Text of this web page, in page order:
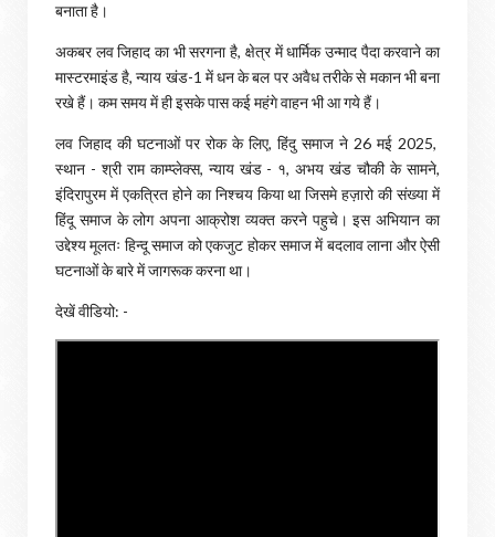
बनाता है।
अकबर लव जिहाद का भी सरगना है, क्षेत्र में धार्मिक उन्माद पैदा करवाने का
मास्टरमाइंड है, न्याय खंड-1 में धन के बल पर अवैध तरीके से मकान भी बना
रखे हैं। कम समय में ही इसके पास कई महंगे वाहन भी आ गये हैं।
लव जिहाद की घटनाओं पर रोक के लिए, हिंदु समाज ने 26 मई 2025,
स्थान - श्री राम काम्प्लेक्स, न्याय खंड - १, अभय खंड चौकी के सामने,
इंदिरापुरम में एकत्रित होने का निश्चय किया था जिसमे हज़ारो की संख्या में
हिंदू समाज के लोग अपना आक्रोश व्यक्त करने पहुचे। इस अभियान का
उद्देश्य मूलतः हिन्दू समाज को एकजुट होकर समाज में बदलाव लाना और ऐसी
घटनाओं के बारे में जागरूक करना था।
देखें वीडियो: -